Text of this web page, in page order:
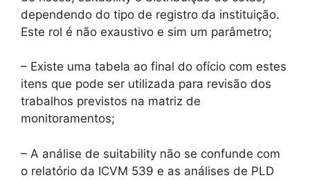
dependendo do tipo de registro da instituição.
Este rol é não exaustivo e sim um parâmetro;
– Existe uma tabela ao final do ofício com estes
itens que pode ser utilizada para revisão dos
trabalhos previstos na matriz de
monitoramentos;
– A análise de suitability não se confunde com
o relatório da ICVM 539 e as análises de PLD